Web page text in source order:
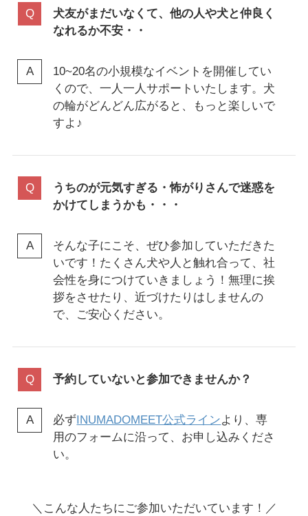
犬友がまだいなくて、他の人や犬と仲良く
なれるか不安・・
10~20名の小規模なイベントを開催してい
くので、一人一人サポートいたします。犬
の輪がどんどん広がると、もっと楽しいで
すよ♪
うちのが元気すぎる・怖がりさんで迷惑を
かけてしまうかも・・・
そんな子にこそ、ぜひ参加していただきた
いです！たくさん犬や人と触れ合って、社
会性を身につけていきましょう！無理に挨
拶をさせたり、近づけたりはしませんの
で、ご安心ください。
予約していないと参加できませんか？
必ず INUMADOMEET公式ラインより、専
用のフォームに沿って、お申し込みくださ
い。
＼こんな人たちにご参加いただいています！／